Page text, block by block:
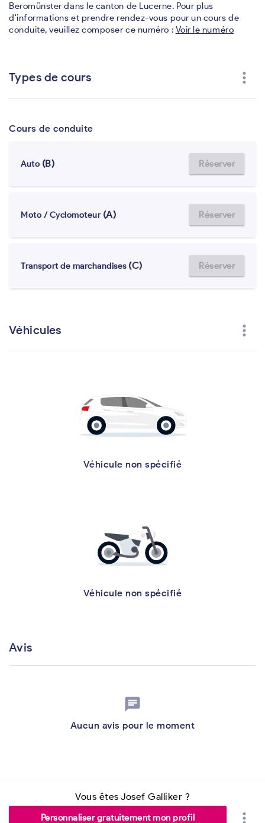
Beromünster dans le canton de Lucerne. Pour plus
d'informations et prendre rendez-vous pour un cours de
conduite, veuillez composer ce numéro : Voir le numéro
Types de cours more_vert
Cours de conduite
Auto (B) Réserver
Moto / Cyclomoteur (A) Réserver
Transport de marchandises (C) Réserver
Véhicules more_vert
Véhicule non spécifié
Véhicule non spécifié
Avis
chat
Aucun avis pour le moment
Vous êtes Josef Galliker ?
Personnaliser gratuitement mon profil more_vert